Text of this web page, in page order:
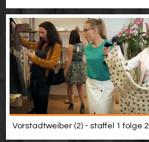
Vorstadtweiber (2) - staffel 1 folge 2